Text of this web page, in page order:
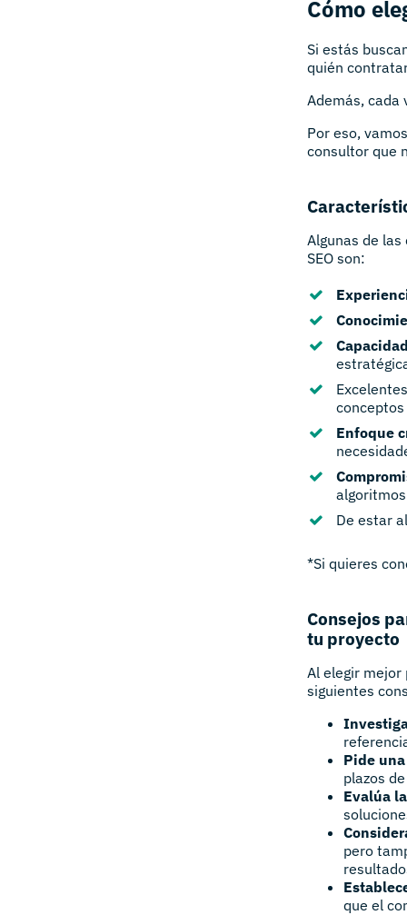
Cómo
Si estás
quién
Además, cada
Por eso,
consultor que
Algunas de
SEO son:
Enfoque
De estar
*Si quieres
Consejos
tu proyecto
Al elegir mejor
siguientes
Pide
plazos
Evalúa
pero
que el